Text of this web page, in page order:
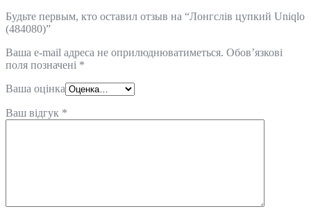
Будьте первым, кто оставил отзыв на “Лонгслів цупкий Uniqlo
(484080)”
Ваша e-mail адреса не оприлюднюватиметься. Обов’язкові
поля позначені *
Ваша оцінка
Ваш відгук *